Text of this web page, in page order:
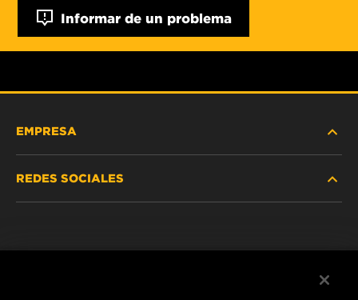
Informar de un problema
EMPRESA
REDES SOCIALES